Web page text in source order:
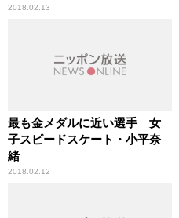
2018.02.13
最も金メダルに近い選手 女
子スピードスケート・小平奈
緒
2018.02.12